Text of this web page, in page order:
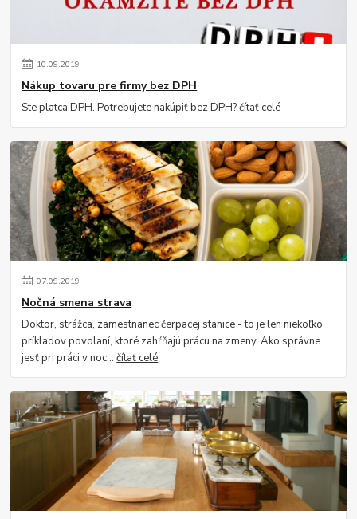
10.09.2019
Nákup tovaru pre firmy bez DPH
Ste platca DPH. Potrebujete nakúpiť bez DPH?čítať celé
07.09.2019
Nočná smena strava
Doktor, strážca, zamestnanec čerpacej stanice - to je len niekoľko
príkladov povolaní, ktoré zahŕňajú prácu na zmeny. Ako správne
jesť pri práci v noc...čítať celé